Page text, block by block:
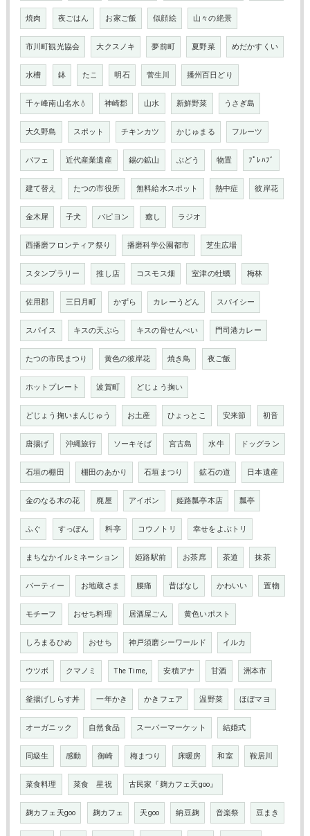
焼肉 夜ごはん お家ご飯 似顔絵 山々の絶景
市川町観光協会 大クスノキ 夢前町 夏野菜 めだかすくい
水槽 鉢 たこ 明石 菅生川 播州百日どり
千ヶ峰南山名水💧 神崎郡 山水 新鮮野菜 うさぎ島
大久野島 スポット チキンカツ かじゅまる フルーツ
パフェ 近代産業遺産 錫の鉱山 ぶどう 物置 ﾌﾟﾚﾊﾌﾞ
建て替え たつの市役所 無料給水スポット 熱中症 彼岸花
金木犀 子犬 パピヨン 癒し ラジオ
西播磨フロンティア祭り 播磨科学公園都市 芝生広場
スタンプラリー 推し店 コスモス畑 室津の牡蠣 梅林
佐用郡 三日月町 かずら カレーうどん スパイシー
スパイス キスの天ぷら キスの骨せんべい 門司港カレー
たつの市民まつり 黄色の彼岸花 焼き鳥 夜ご飯
ホットプレート 波賀町 どじょう掬い
どじょう掬いまんじゅう お土産 ひょっとこ 安来節 初音
唐揚げ 沖縄旅行 ソーキそば 宮古島 水牛 ドッグラン
石垣の棚田 棚田のあかり 石垣まつり 鉱石の道 日本遺産
金のなる木の花 廃屋 アイボン 姫路瓢亭本店 瓢亭
ふぐ すっぽん 料亭 コウノトリ 幸せをよぶトリ
まちなかイルミネーション 姫路駅前 お茶席 茶道 抹茶
パーティー お地蔵さま 腰痛 昔ばなし かわいい 置物
モチーフ おせち料理 居酒屋ごん 黄色いポスト
しろまるひめ おせち 神戸須磨シーワールド イルカ
ウツボ クマノミ The Time, 安積アナ 甘酒 洲本市
釜揚げしらす丼 一年かき かきフェア 温野菜 ほぼマヨ
オーガニック 自然食品 スーパーマーケット 結婚式
同級生 感動 御崎 梅まつり 床暖房 和室 鞍居川
菜食料理 菜食 星祝 古民家『麹カフェ天goo』
麹カフェ天goo 麹カフェ 天goo 納豆麹 音楽祭 豆まき